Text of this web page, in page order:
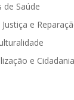
de Saúde
e
e Cidadania